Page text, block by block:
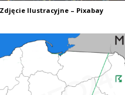
Zdjęcie Ilustracyjne – Pixabay